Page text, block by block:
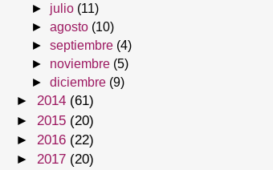
► julio (11)
►agosto (10)
►septiembre (4)
► noviembre (5)
►diciembre (9)
► 2014 (61)
► 2015 (20)
► 2016 (22)
► 2017 (20)